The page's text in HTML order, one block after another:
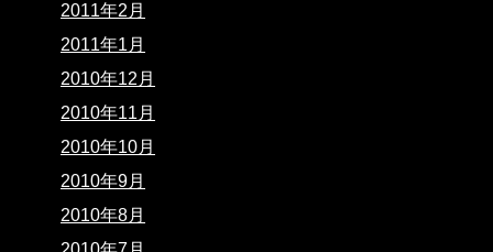
2011年2月
2011年1月
2010年12月
2010年11月
2010年10月
2010年9月
2010年8月